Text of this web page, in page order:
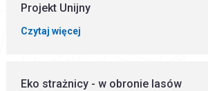
Projekt Unijny
Czytaj więcej
Eko strażnicy - w obronie lasów